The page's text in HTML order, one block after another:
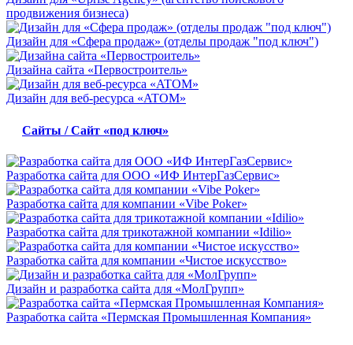
продвижения бизнеса)
Дизайн для «Сфера продаж» (отделы продаж "под ключ")
Дизайна сайта «Первостроитель»
Дизайн для веб-ресурса «ATOM»
Сайты / Сайт «под ключ»
Разработка сайта для ООО «ИФ ИнтерГазСервис»
Разработка сайта для компании «Vibe Poker»
Разработка сайта для трикотажной компании «Idilio»
Разработка сайта для компании «Чистое искусство»
Дизайн и разработка сайта для «МолГрупп»
Разработка сайта «Пермская Промышленная Компания»